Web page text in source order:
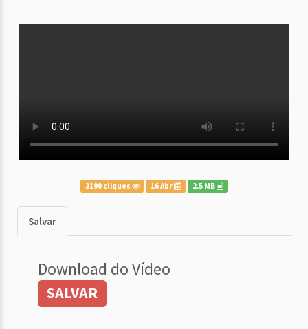
3190 cliques 16 Abr 2.5 MB
Salvar
Download do Vídeo
SALVAR